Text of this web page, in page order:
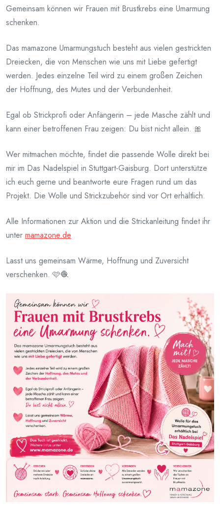
2026
Gemeinsam können wir Frauen mit Brustkrebs eine Umarmung
schenken.
Das mamazone Umarmungstuch besteht aus vielen gestrickten
Dreiecken, die von Menschen wie uns mit Liebe gefertigt
werden. Jedes einzelne Teil wird zu einem großen Zeichen
der Hoffnung, des Mutes und der Verbundenheit.
Egal ob Strickprofi oder Anfängerin – jede Masche zählt und
kann einer betroffenen Frau zeigen: Du bist nicht allein. 🎀
Wer mitmachen möchte, findet die passende Wolle direkt bei
mir im Das Nadelspiel in Stuttgart-Gaisburg. Dort unterstütze
ich euch gerne und beantworte eure Fragen rund um das
Projekt. Die Wolle und Strickzubehör sind vor Ort erhältlich.
Alle Informationen zur Aktion und die Strickanleitung findet ihr
unter mamazone.de
Lasst uns gemeinsam Wärme, Hoffnung und Zuversicht
verschenken. 🩷🧶